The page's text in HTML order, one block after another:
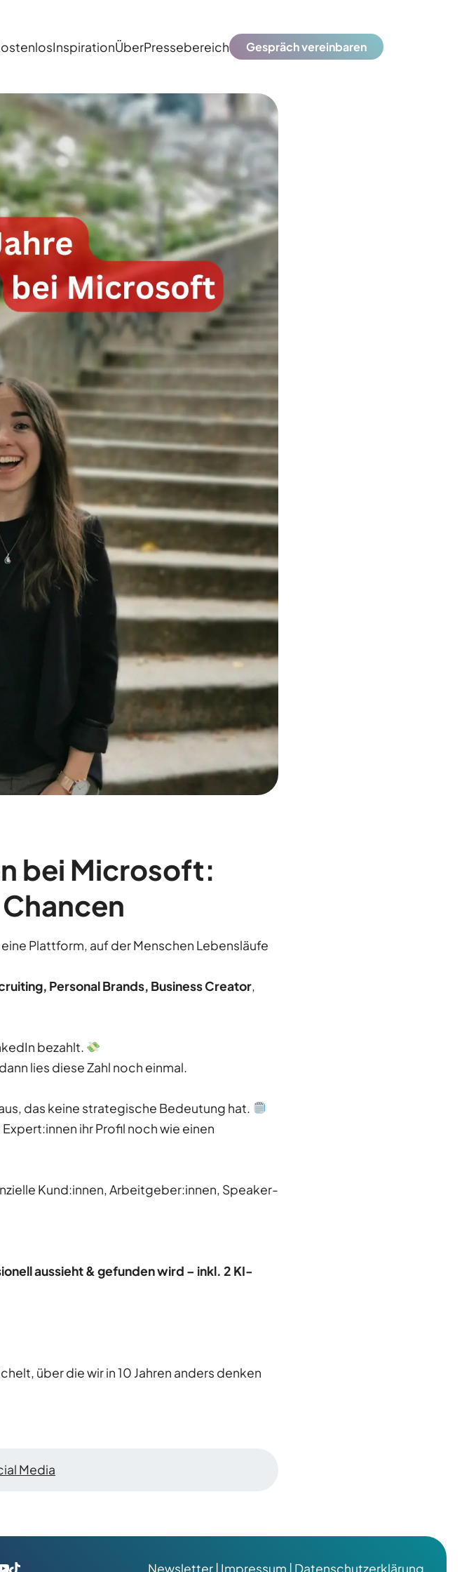
InspirationÜberPressebereich Gespräch vereinbaren
bei Microsoft:
Plattform, auf der Menschen Lebensläufe
Personal Brands, Business Creator,
bezahlt.
lies diese Zahl noch einmal.
das keine strategische Bedeutung hat.
ihr Profil noch wie einen
Kund:innen, Arbeitgeber:innen, Speaker-
aussieht & gefunden wird – inkl. 2 KI-
über die wir in 10 Jahren anders denken
Media
Newsletter | Impressum | Datenschutzerklärung